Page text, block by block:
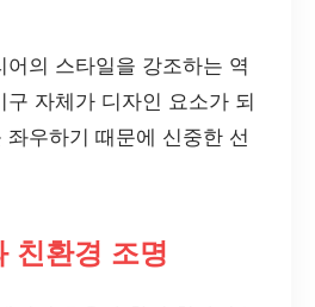
어의 스타일을 강조하는 역
자체가 디자인 요소가 되
좌우하기 때문에 신중한 선
친환경 조명